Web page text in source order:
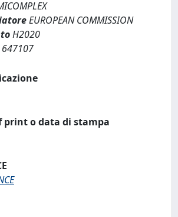
EUROPEAN COMMISSION
H2020
647107
print o data di stampa